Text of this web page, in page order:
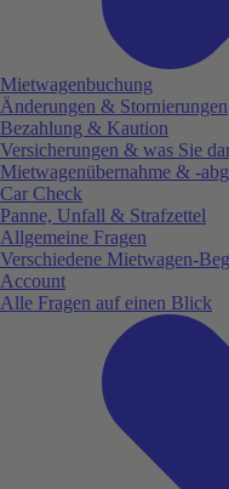
Mietwagenbuchung
Änderungen & Stornierungen
Bezahlung & Kaution
Versicherungen & was Sie
Mietwagenübernahme & -
Car Check
Panne, Unfall & Strafzettel
Allgemeine Fragen
Verschiedene Mietwagen-
Account
Alle Fragen auf einen Blick